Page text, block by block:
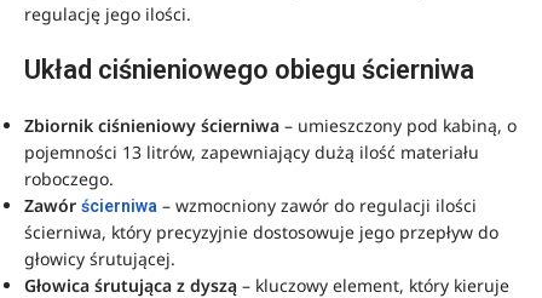
regulację jego ilości.
Układ ciśnieniowego obiegu ścierniwa
Zbiornik ciśnieniowy ścierniwa – umieszczony pod kabiną, o
pojemności 13 litrów, zapewniający dużą ilość materiału
roboczego.
Zawór ścierniwa – wzmocniony zawór do regulacji ilości
ścierniwa, który precyzyjnie dostosowuje jego przepływ do
głowicy śrutującej.
Głowica śrutująca z dyszą – kluczowy element, który kieruje